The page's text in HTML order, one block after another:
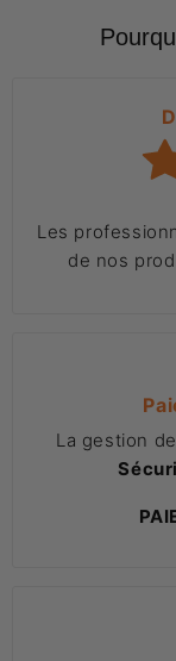
Les
de nos
La gestion